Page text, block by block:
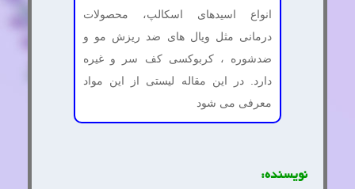
انواع اسیدهای اسکالپ، محصولات
درمانی مثل ویال های ضد ریزش مو و
ضدشوره ، کربوکسی کف سر و غیره
دارد. در این مقاله لیستی از این مواد
معرفی می شود
نویسنده: